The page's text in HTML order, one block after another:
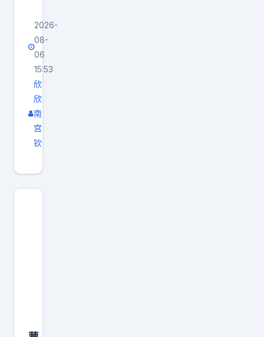
力
传
闻
下
定
论
，
一
侦
悲
，
也
再
次
提
醒
大
家
关
警
2026-
08-
06
15:53
欣
欣
南
宫
钦